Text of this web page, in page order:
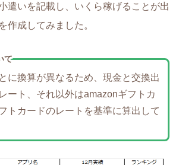
遣いを記載し、いくら稼げることが出
作成してみました。
て
に換算が異なるため、現金と交換出
ート、それ以外はamazonギフトカ
トカードのレートを基準に算出して